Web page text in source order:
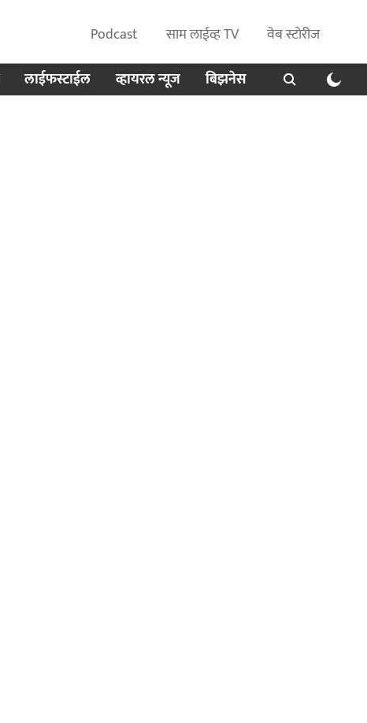
Podcast साम लाईव्ह TV
वेब स्टोरीज
लाईफस्टाईल व्हायरल न्यूज बिझनेस